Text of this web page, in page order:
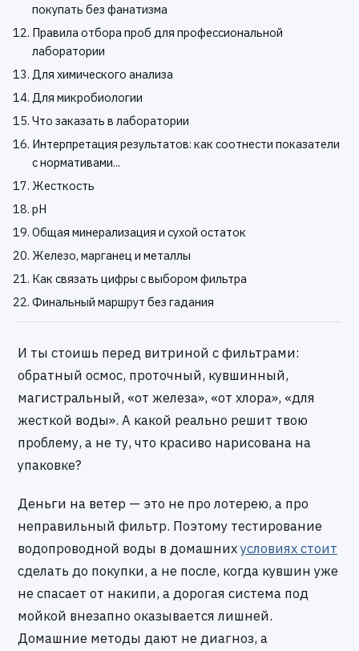
покупать без фанатизма
Правила отбора проб для профессиональной
лаборатории
Для химического анализа
Для микробиологии
Что заказать в лаборатории
Интерпретация результатов: как соотнести показатели
с нормативами...
Жесткость
pH
Общая минерализация и сухой остаток
Железо, марганец и металлы
Как связать цифры с выбором фильтра
Финальный маршрут без гадания
И ты стоишь перед витриной с фильтрами:
обратный осмос, проточный, кувшинный,
магистральный, «от железа», «от хлора», «для
жесткой воды». А какой реально решит твою
проблему, а не ту, что красиво нарисована на
упаковке?
Деньги на ветер — это не про лотерею, а про
неправильный фильтр. Поэтому тестирование
водопроводной воды в домашнихусловиях стоит
сделать до покупки, а не после, когда кувшин уже
не спасает от накипи, а дорогая система под
мойкой внезапно оказывается лишней.
Домашние методы дают не диагноз, а